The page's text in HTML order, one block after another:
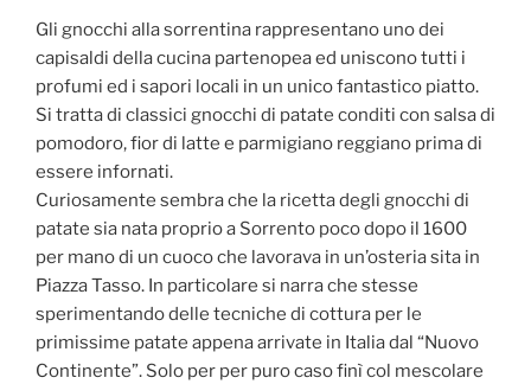
Gli gnocchi alla sorrentina rappresentano uno dei
capisaldi della cucina partenopea ed uniscono tutti i
profumi ed i sapori locali in un unico fantastico piatto.
Si tratta di classici gnocchi di patate conditi con salsa di
pomodoro, fior di latte e parmigiano reggiano prima di
essere infornati.
Curiosamente sembra che la ricetta degli gnocchi di
patate sia nata proprio a Sorrento poco dopo il 1600
per mano di un cuoco che lavorava in un’osteria sita in
Piazza Tasso. In particolare si narra che stesse
sperimentando delle tecniche di cottura per le
primissime patate appena arrivate in Italia dal “Nuovo
Continente”. Solo per per puro caso finì col mescolare